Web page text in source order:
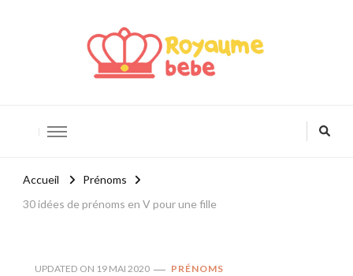
Accueil
Prénoms
30 idées de prénoms en V pour une fille
UPDATED ON 19 MAI 2020 PRÉNOMS